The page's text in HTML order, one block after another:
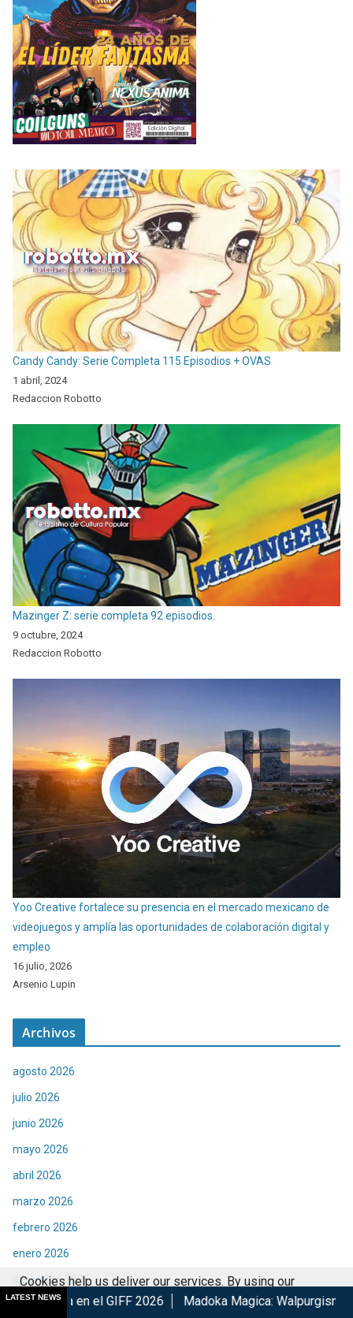
Candy Candy: Serie Completa 115 Episodios + OVAS
1 abril, 2024
Redaccion Robotto
Mazinger Z: serie completa 92 episodios.
9 octubre, 2024
Redaccion Robotto
Yoo Creative fortalece su presencia en el mercado mexicano de
videojuegos y amplía las oportunidades de colaboración digital y
empleo
16 julio, 2026
Arsenio Lupin
Archivos
agosto 2026
julio 2026
junio 2026
mayo 2026
abril 2026
marzo 2026
febrero 2026
enero 2026
diciembre 2025
noviembre 2025
LATEST NEWS
GIFF 2026 Madoka Magica: Walpurgisnacht Rising
Cookies help us deliver our services. By using our
services, you agree to our use of cookies.
Got it